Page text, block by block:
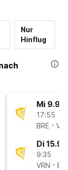
Nur
Hinflug
Mi 9.9.
17:55
BRE -
Di 15.9.
9:35
VRN -